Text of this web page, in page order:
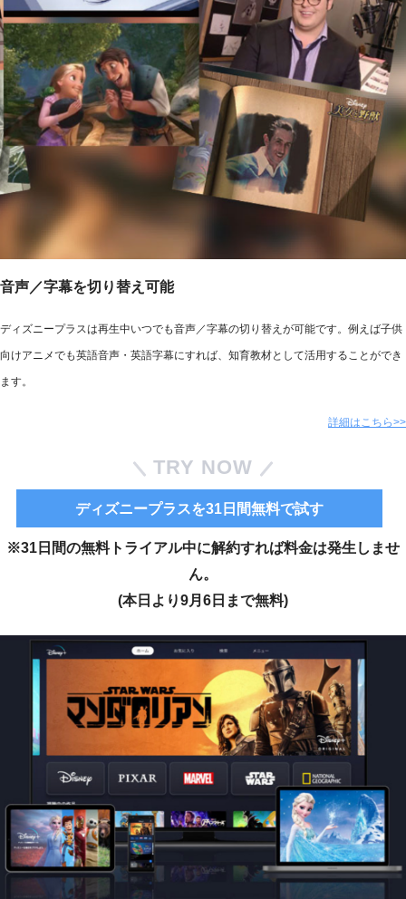
音声／字幕を切り替え可能
ディズニープラスは再生中いつでも音声／字幕の切り替えが可能です。例えば子供
向けアニメでも英語音声・英語字幕にすれば、知育教材として活用することができ
ます。
詳細はこちら>>
TRY NOW
ディズニープラスを31日間無料で試す
※31日間の無料トライアル中に解約すれば料金は発生しませ
ん。
(本日より9月6日まで無料)